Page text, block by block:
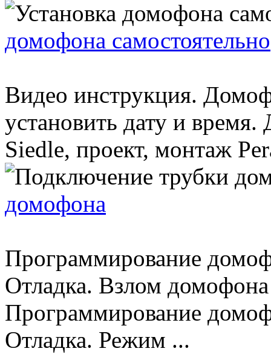
домофона самостоятельно
Видео инструкция.
установить дату и
Siedle, проект, монтаж
домофона
Программирование
Отладка. Взлом
Программирование
Отладка. Режим ...